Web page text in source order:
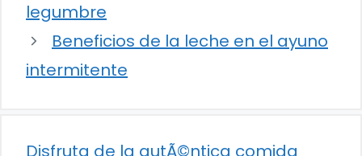
legumbre
Beneficios de la leche en el ayuno
intermitente
Disfruta de la autÃ©ntica comida